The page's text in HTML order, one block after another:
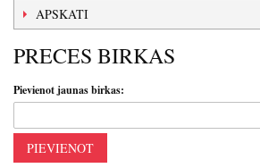
APSKATI
PRECES BIRKAS
Pievienot jaunas birkas:
PIEVIENOT